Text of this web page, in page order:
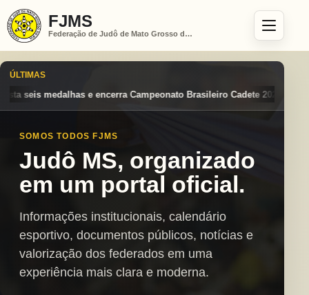
FJMS
Federação de Judô de Mato Grosso do Sul
ÚLTIMAS
Brasileiro Cadete 2026 entre os destaques nacionais Mato
SOMOS TODOS FJMS
Judô MS, organizado
em um portal oficial.
Informações institucionais, calendário
esportivo, documentos públicos, notícias e
valorização dos federados em uma
experiência mais clara e moderna.